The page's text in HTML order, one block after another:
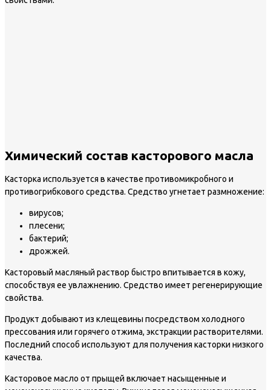
Химический состав касторового масла
Касторка используется в качестве противомикробного и
противогрибкового средства. Средство угнетает размножение:
вирусов;
плесени;
бактерий;
дрожжей.
Касторовый масляный раствор быстро впитывается в кожу,
способствуя ее увлажнению. Средство имеет регенерирующие
свойства.
Продукт добывают из клещевины посредством холодного
прессования или горячего отжима, экстракции растворителями.
Последний способ используют для получения касторки низкого
качества.
Касторовое масло от прыщей включает насыщенные и